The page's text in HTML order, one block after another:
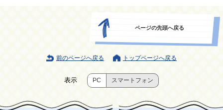
ページの先頭へ戻る
前のページへ戻る トップページへ戻る
表示 PC スマートフォン